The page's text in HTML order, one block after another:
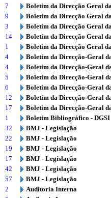
7
Boletim da Direcção Geral
9
Boletim da Direcção Geral
3
Boletim da Direcção Geral
14
Boletim da Direcção Geral
1
Boletim da Direcção Geral
4
Boletim da Direcção-Geral
4
Boletim da Direcção-Geral
5
Boletim da Direcção-Geral
6
Boletim da Direcção-Geral
12
Boletim da Direcção-Geral
17
Boletim da Direcção-Geral
1
Boletim Bibliográfico - DGSI
32
BMJ - Legislação
22
BMJ - Legislação
19
BMJ - Legislação
17
BMJ - Legislação
42
BMJ - Legislação
57
BMJ - Legislação
2
Auditoria Interna